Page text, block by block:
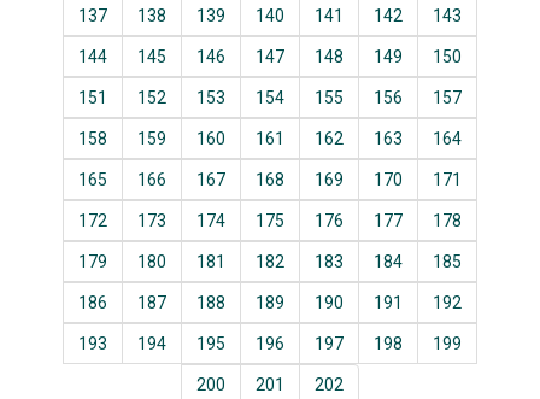
137 138 139 140 141 142 143
144 145 146 147 148 149 150
151 152 153 154 155 156 157
158 159 160 161 162 163 164
165 166 167 168 169 170 171
172 173 174 175 176 177 178
179 180 181 182 183 184 185
186 187 188 189 190 191 192
193 194 195 196 197 198 199
200 201 202